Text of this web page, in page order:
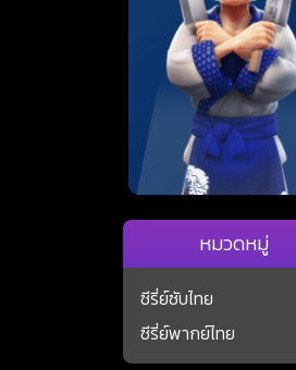
หมวดหมู่
ซีรี่ย์ซับไทย
ซีรี่ย์พากย์ไทย